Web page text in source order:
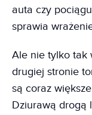
auta czy
sprawia
Ale nie tylko tak
drugiej stronie
są coraz
Dziurawą drogą